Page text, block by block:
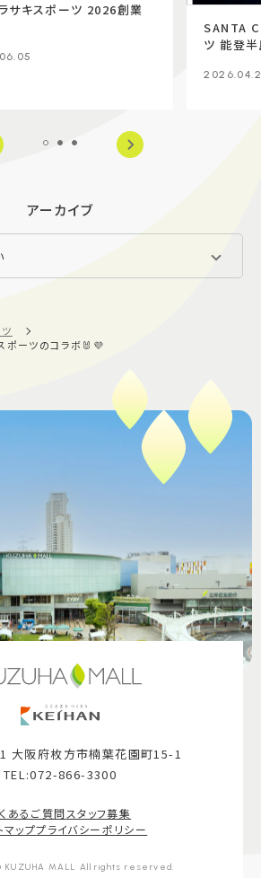
ラサキスポーツ 2026創業
SANTA
ツ 能登
アーカイブ
ポーツのコラボ🐰💜
大阪府枚方市楠葉花園町15-1
TEL:072-866-3300
あるご質問スタッフ募集
マッププライバシーポリシー
KUZUHA MALL All rights reserved.